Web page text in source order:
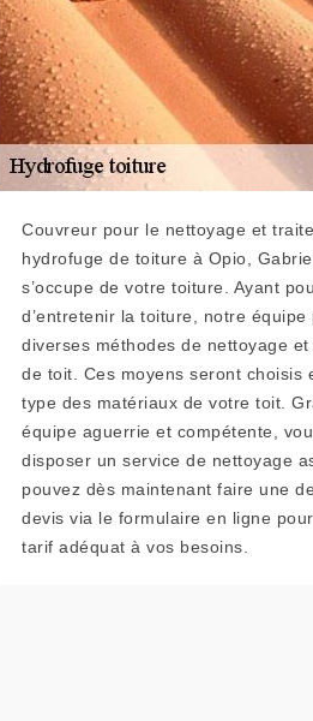
Couvreur pour le nettoyage et
hydrofuge de toiture à Opio,
s’occupe de votre toiture. Ayant
d’entretenir la toiture, notre équipe
diverses méthodes de nettoyage et
de toit. Ces moyens seront choisis
type des matériaux de votre toit.
équipe aguerrie et compétente,
disposer un service de nettoyage
pouvez dès maintenant faire une
devis via le formulaire en ligne
tarif adéquat à vos besoins.